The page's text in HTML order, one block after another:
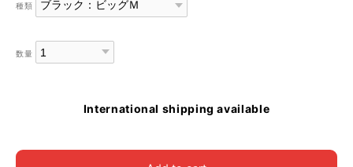
種類
数量
International shipping available